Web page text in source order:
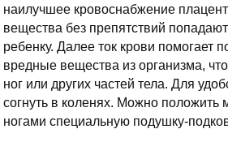
наилучшее кровоснабжение
вещества без препятствий
ребенку. Далее ток крови помогает
вредные вещества из организма,
ног или других частей тела. Для
согнуть в коленях. Можно положить
ногами специальную подушку-